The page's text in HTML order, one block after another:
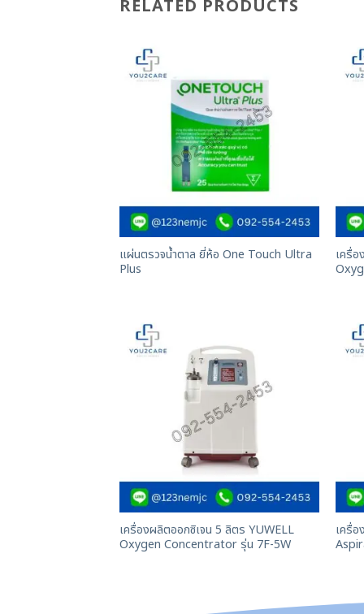
RELATED PRODUCTS
แผ่นตรวจน้ำตาล ยี่ห้อ One Touch Ultra
Plus
เครื่
เครื่องผลิตออกซิเจน 5 ลิตร YUWELL
Oxygen Concentrator รุ่น 7F-5W
เครื่